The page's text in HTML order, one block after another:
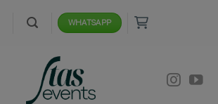
WHATSAPP